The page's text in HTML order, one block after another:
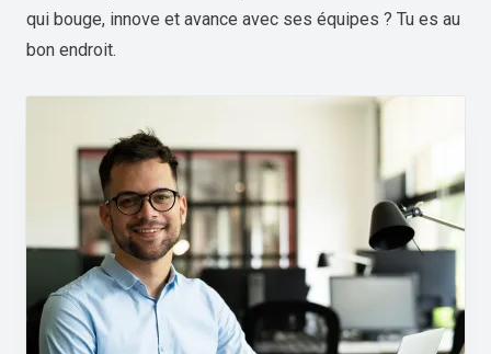
qui bouge, innove et avance avec ses équipes ? Tu es au
bon endroit.